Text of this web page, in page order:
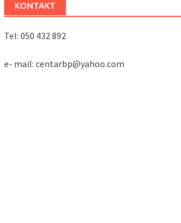
KONTAKT
Tel: 050 432 892
e- mail: centarbp@yahoo.com